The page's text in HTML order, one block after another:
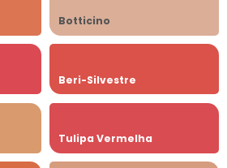
Botticino
Beri-Silvestre
Tulipa Vermelha